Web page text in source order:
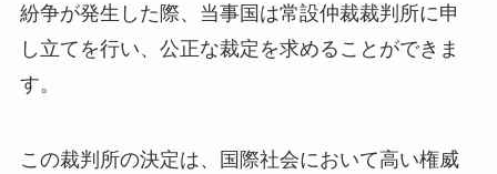
紛争が発生した際、当事国は常設仲裁裁判所に申
し立てを行い、公正な裁定を求めることができま
す。
この裁判所の決定は、国際社会において高い権威